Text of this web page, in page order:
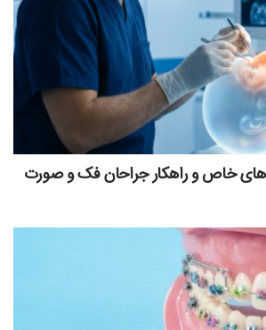
خاص و راهکار جراحان فک و صورت